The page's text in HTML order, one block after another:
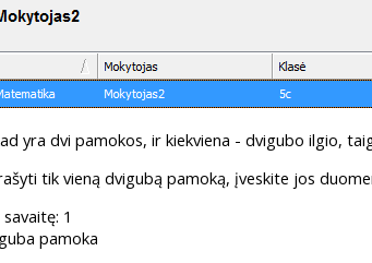
yra dvi pamokos, ir kiekviena - dvigubo ilgio,
tik vieną dvigubą pamoką, įveskite jos
1
pamoka